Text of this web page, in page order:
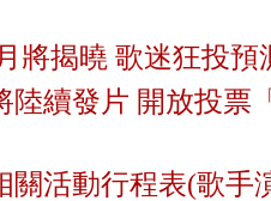
將揭曉 歌迷狂投預
陸續發片 開放投票
關活動行程表(歌手